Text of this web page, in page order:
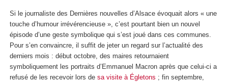
Si le journaliste des Dernières nouvelles d’Alsace évoquait alors « une
touche d’humour irrévérencieuse », c’est pourtant bien un nouvel
épisode d’une geste symbolique qui s’est joué dans ces communes.
Pour s’en convaincre, il suffit de jeter un regard sur l’actualité des
derniers mois : début octobre, des maires retournaient
symboliquement les portraits d’Emmanuel Macron après que celui-ci a
refusé de les recevoir lors de sa visite à Égletons ; fin septembre,